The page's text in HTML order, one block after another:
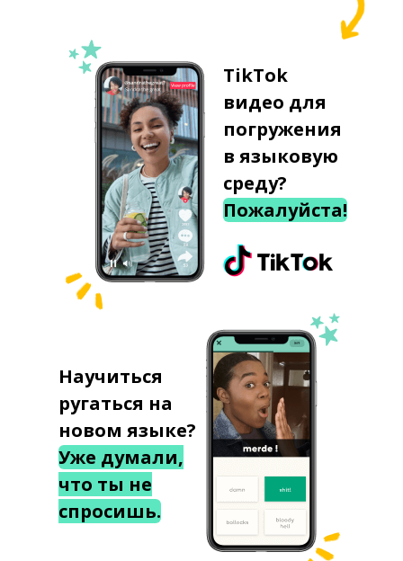
TikTok
видео для
погружения
в языковую
среду?
Пожалуйста!
Научиться
ругаться на
новом языке?
Уже думали,
что ты не
спросишь.